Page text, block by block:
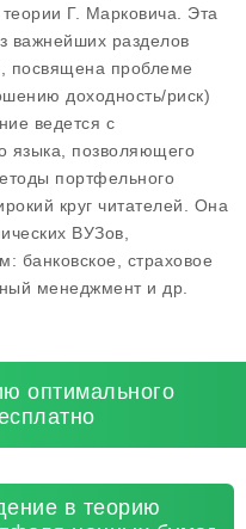
Г. Марковича. Эта
важнейших разделов
посвящена проблеме
доходность/риск)
ведется с
языка, позволяющего
портфельного
круг читателей. Она
ВУЗов,
банковское, страховое
менеджмент и др.
оптимального
в теорию